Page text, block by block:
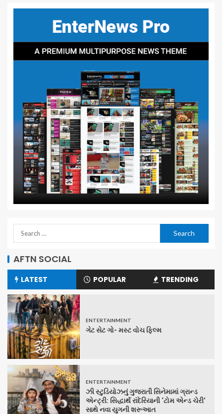
AFTN SOCIAL
LATEST POPULAR TRENDING
ENTERTAINMENT
ગેટ સેટ ગો- મસ્ટ વોચ ફિલ્મ
ENTERTAINMENT
ઝી સ્ટુડિયોઝનું ગુજરાતી સિનેમામાં ગ્રાન્ડ
એન્ટ્રી: સિદ્ધાર્થ રાંદેરિયાની ‘ટોમ એન્ડ ચેરી’
સાથે નવા યુગની શરૂઆત